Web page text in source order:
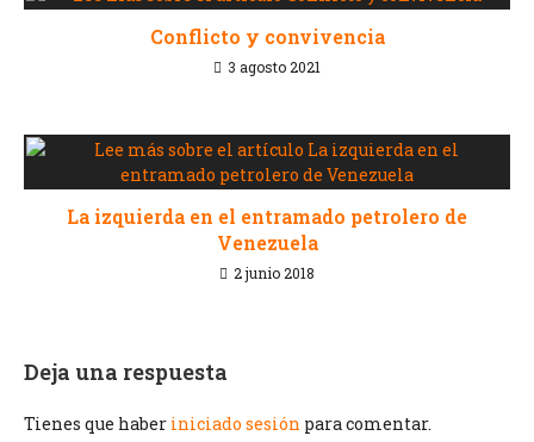
Conflicto y convivencia
3 agosto 2021
La izquierda en el entramado petrolero de
Venezuela
2 junio 2018
Deja una respuesta
Tienes que haber iniciado sesión para comentar.